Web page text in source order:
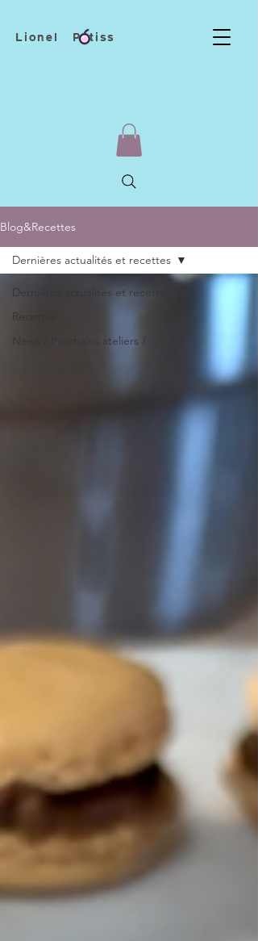
Lionel Patiss
Blog&Recettes
Dernières actualités et recettes
Recettes
News / Prochains ateliers / ...
Dernières actualités et recettes